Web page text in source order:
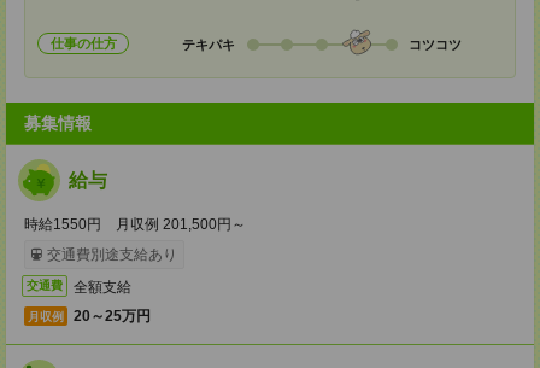
仕事の仕方 テキパキ コツコツ
募集情報
給与
時給1550円 月収例 201,500円～
交通費別途支給あり
交通費 全額支給
月収例 20～25万円